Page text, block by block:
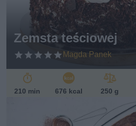
Zemsta teściowej
Magda Panek
210 min 676 kcal 250 g